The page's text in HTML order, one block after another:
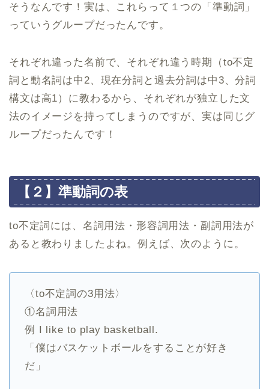
そうなんです！実は、これらって１つの「準動詞」
っていうグループだったんです。
それぞれ違った名前で、それぞれ違う時期（to不定
詞と動名詞は中2、現在分詞と過去分詞は中3、分詞
構文は高1）に教わるから、それぞれが独立した文
法のイメージを持ってしまうのですが、実は同じグ
ループだったんです！
【２】準動詞の表
to不定詞には、名詞用法・形容詞用法・副詞用法が
あると教わりましたよね。例えば、次のように。
〈to不定詞の3用法〉
①名詞用法
例 I like to play basketball.
「僕はバスケットボールをすることが好き
だ」